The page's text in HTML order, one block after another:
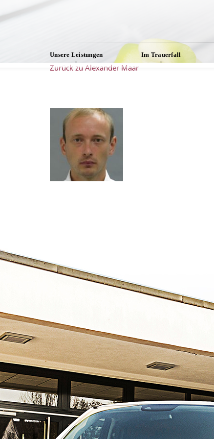
Unsere Leistungen Im Trauerfall
Zurück zu Alexander Maar